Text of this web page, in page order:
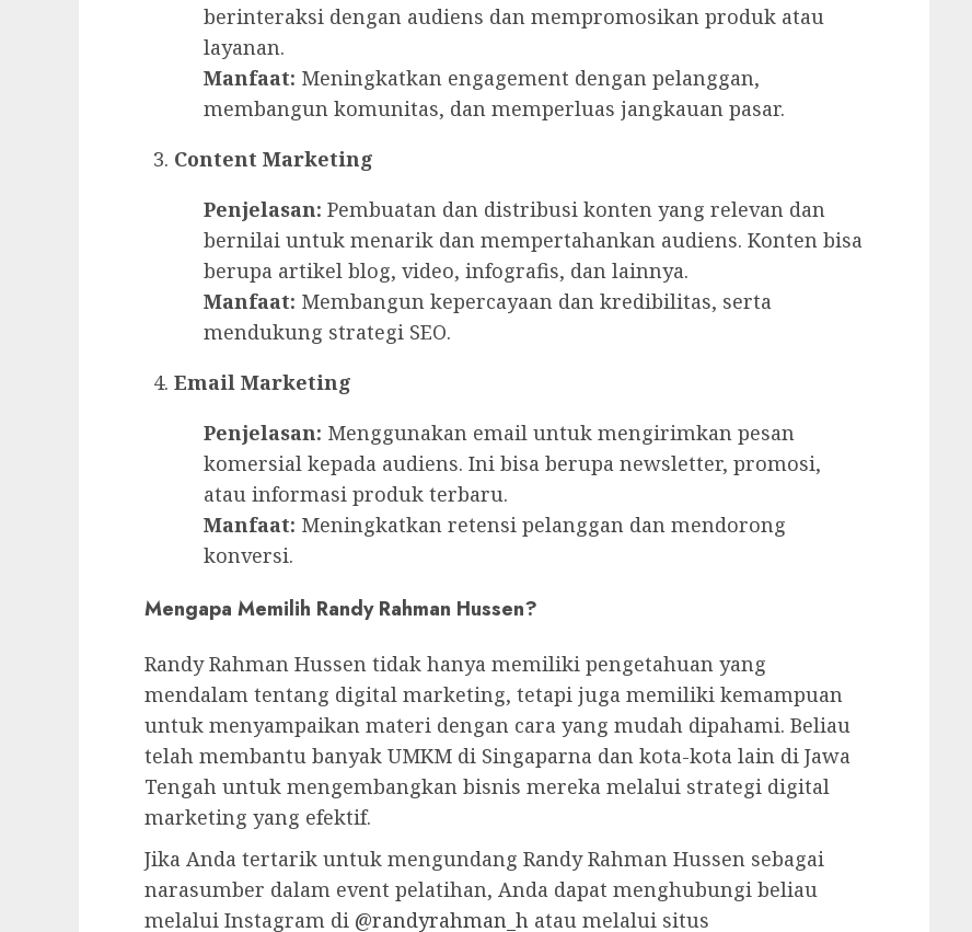
berinteraksi dengan audiens dan mempromosikan produk atau
layanan.
Manfaat: Meningkatkan engagement dengan pelanggan,
membangun komunitas, dan memperluas jangkauan pasar.
Content Marketing
Penjelasan: Pembuatan dan distribusi konten yang relevan dan
bernilai untuk menarik dan mempertahankan audiens. Konten bisa
berupa artikel blog, video, infografis, dan lainnya.
Manfaat: Membangun kepercayaan dan kredibilitas, serta
mendukung strategi SEO.
Email Marketing
Penjelasan: Menggunakan email untuk mengirimkan pesan
komersial kepada audiens. Ini bisa berupa newsletter, promosi,
atau informasi produk terbaru.
Manfaat: Meningkatkan retensi pelanggan dan mendorong
konversi.
Mengapa Memilih Randy Rahman Hussen?
Randy Rahman Hussen tidak hanya memiliki pengetahuan yang
mendalam tentang digital marketing, tetapi juga memiliki kemampuan
untuk menyampaikan materi dengan cara yang mudah dipahami. Beliau
telah membantu banyak UMKM di Singaparna dan kota-kota lain di Jawa
Tengah untuk mengembangkan bisnis mereka melalui strategi digital
marketing yang efektif.
Jika Anda tertarik untuk mengundang Randy Rahman Hussen sebagai
narasumber dalam event pelatihan, Anda dapat menghubungi beliau
melalui Instagram di @randyrahman_h atau melalui situs